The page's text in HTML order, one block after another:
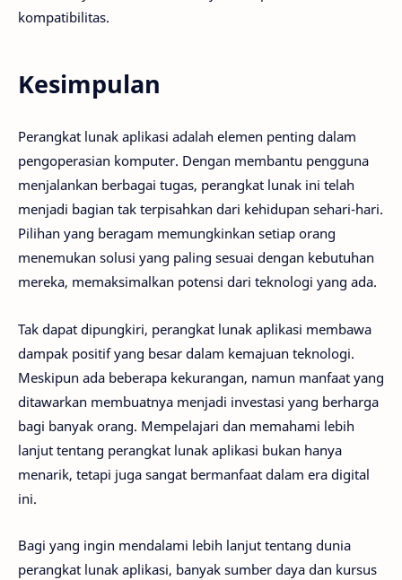
kompatibilitas.
Kesimpulan
Perangkat lunak aplikasi adalah elemen penting dalam
pengoperasian komputer. Dengan membantu pengguna
menjalankan berbagai tugas, perangkat lunak ini telah
menjadi bagian tak terpisahkan dari kehidupan sehari-hari.
Pilihan yang beragam memungkinkan setiap orang
menemukan solusi yang paling sesuai dengan kebutuhan
mereka, memaksimalkan potensi dari teknologi yang ada.
Tak dapat dipungkiri, perangkat lunak aplikasi membawa
dampak positif yang besar dalam kemajuan teknologi.
Meskipun ada beberapa kekurangan, namun manfaat yang
ditawarkan membuatnya menjadi investasi yang berharga
bagi banyak orang. Mempelajari dan memahami lebih
lanjut tentang perangkat lunak aplikasi bukan hanya
menarik, tetapi juga sangat bermanfaat dalam era digital
ini.
Bagi yang ingin mendalami lebih lanjut tentang dunia
perangkat lunak aplikasi, banyak sumber daya dan kursus